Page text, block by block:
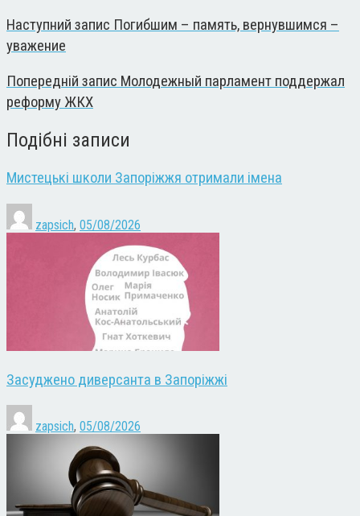
Наступний запис Погибшим – память, вернувшимся –
уважение
Попередній запис Молодежный парламент поддержал
реформу ЖКХ
Подібні записи
Мистецькі школи Запоріжжя отримали імена
zapsich, 05/08/2026
Засуджено диверсанта в Запоріжжі
zapsich, 05/08/2026